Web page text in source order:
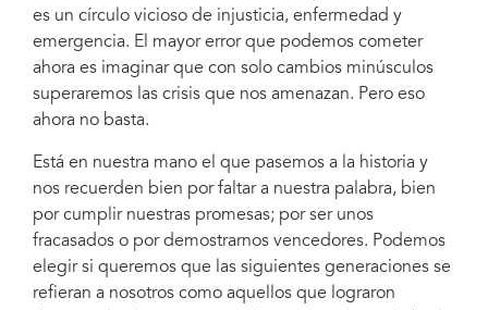
es un círculo vicioso de injusticia, enfermedad y
emergencia. El mayor error que podemos cometer
ahora es imaginar que con solo cambios minúsculos
superaremos las crisis que nos amenazan. Pero eso
ahora no basta.
Está en nuestra mano el que pasemos a la historia y
nos recuerden bien por faltar a nuestra palabra, bien
por cumplir nuestras promesas; por ser unos
fracasados o por demostrarnos vencedores. Podemos
elegir si queremos que las siguientes generaciones se
refieran a nosotros como aquellos que lograron